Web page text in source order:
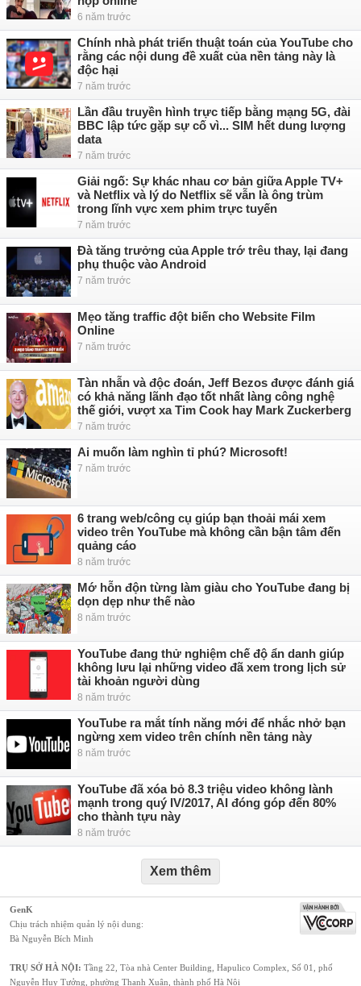
6 năm trước
Chính nhà phát triển thuật toán của YouTube cho
rằng các nội dung đề xuất của nền tảng này là
độc hại
7 năm trước
Lần đầu truyền hình trực tiếp bằng mạng 5G, đài
BBC lập tức gặp sự cố vì... SIM hết dung lượng
data
7 năm trước
Giải ngố: Sự khác nhau cơ bản giữa Apple TV+
và Netflix và lý do Netflix sẽ vẫn là ông trùm
trong lĩnh vực xem phim trực tuyến
7 năm trước
Đà tăng trưởng của Apple trớ trêu thay, lại đang
phụ thuộc vào Android
7 năm trước
Mẹo tăng traffic đột biến cho Website Film
Online
7 năm trước
Tàn nhẫn và độc đoán, Jeff Bezos được đánh giá
có khả năng lãnh đạo tốt nhất làng công nghệ
thế giới, vượt xa Tim Cook hay Mark Zuckerberg
7 năm trước
Ai muốn làm nghìn tỉ phú? Microsoft!
7 năm trước
6 trang web/công cụ giúp bạn thoải mái xem
video trên YouTube mà không cần bận tâm đến
quảng cáo
8 năm trước
Mớ hỗn độn từng làm giàu cho YouTube đang bị
dọn dẹp như thế nào
8 năm trước
YouTube đang thử nghiệm chế độ ẩn danh giúp
không lưu lại những video đã xem trong lịch sử
tài khoản người dùng
8 năm trước
YouTube ra mắt tính năng mới để nhắc nhở bạn
ngừng xem video trên chính nền tảng này
8 năm trước
YouTube đã xóa bỏ 8.3 triệu video không lành
mạnh trong quý IV/2017, AI đóng góp đến 80%
cho thành tựu này
8 năm trước
Xem thêm
GenK
Chịu trách nhiệm quản lý nội dung:
Bà Nguyễn Bích Minh
TRỤ SỞ HÀ NỘI: Tầng 22, Tòa nhà Center Building, Hapulico Complex, Số 01, phố
Nguyễn Huy Tưởng, phường Thanh Xuân, thành phố Hà Nội